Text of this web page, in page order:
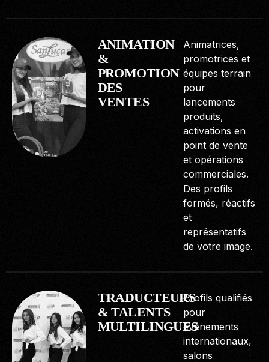
ANIMATION
&
PROMOTION
DES
VENTES
Animatrices,
promotrices et
équipes terrain
pour
lancements
produits,
activations en
point de vente
et opérations
commerciales.
Des profils
formés, réactifs
et
représentatifs
de votre image.
TRADUCTEURS
& TALENTS
MULTILINGUES
Profils qualifiés
pour
événements
internationaux,
salons